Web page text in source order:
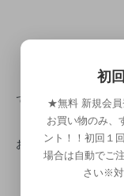
・ご使用時、白い
ではございません。
・お肌に異常が生じ
お肌に合わないとき
・傷や湿疹等、異常
・本品がお肌に合
初
★無料 新規会
お買い物のみ、
ント！！初回１
場合は自動でご
さい※